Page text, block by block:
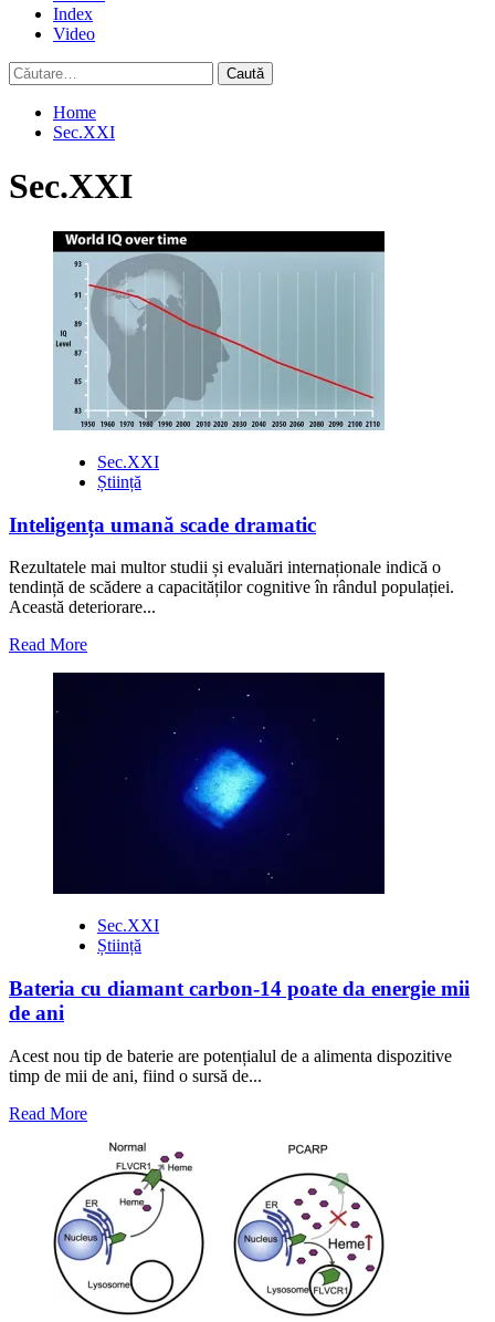
Index
Video
Caută
după:
Home
Sec.XXI
Sec.XXI
Sec.XXI
Știință
Inteligența umană scade dramatic
Rezultatele mai multor studii și evaluări internaționale indică o
tendință de scădere a capacităților cognitive în rândul populației.
Această deteriorare...
Read MoreRead
Sec.XXI
Știință
Bateria cu diamant carbon-14 poate da energie mii
de ani
Acest nou tip de baterie are potențialul de a alimenta dispozitive
timp de mii de ani, fiind o sursă de...
Read MoreRead
about
Bateria
cu
diamant
carbon-
14
poate
da
energie